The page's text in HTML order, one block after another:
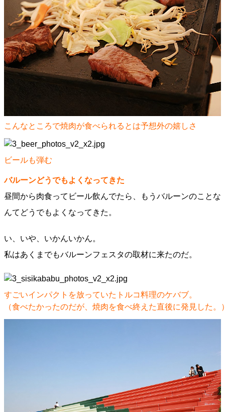
こんなところで焼肉が食べられるとは予想外の嬉しさ
ビールも弾む
バルーンどうでもよくなってきた
昼間から肉食ってビール飲んでたら、もうバルーンのことな
んてどうでもよくなってきた。
い、いや、いかんいかん。
私はあくまでもバルーンフェスタの取材に来たのだ。
すごいインパクトを放っていたトルコ料理のケバブ。
（食べたかったのだが、焼肉を食べ終えた直後に発見した。